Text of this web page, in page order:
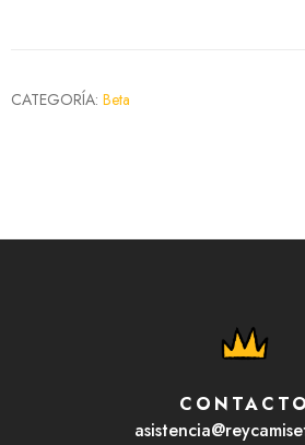
CATEGORÍA: Beta
CONTACTO